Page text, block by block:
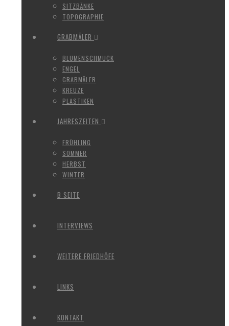
SITZBÄNKE
TOPOGRAPHIE
GRABMÄLER
BLUMENSCHMUCK
ENGEL
GRABMÄLER
KREUZE
PLASTIKEN
JAHRESZEITEN
FRÜHLING
SOMMER
HERBST
WINTER
B SEITE
INTERVIEWS
WEITERE FRIEDHÖFE
LINKS
KONTAKT